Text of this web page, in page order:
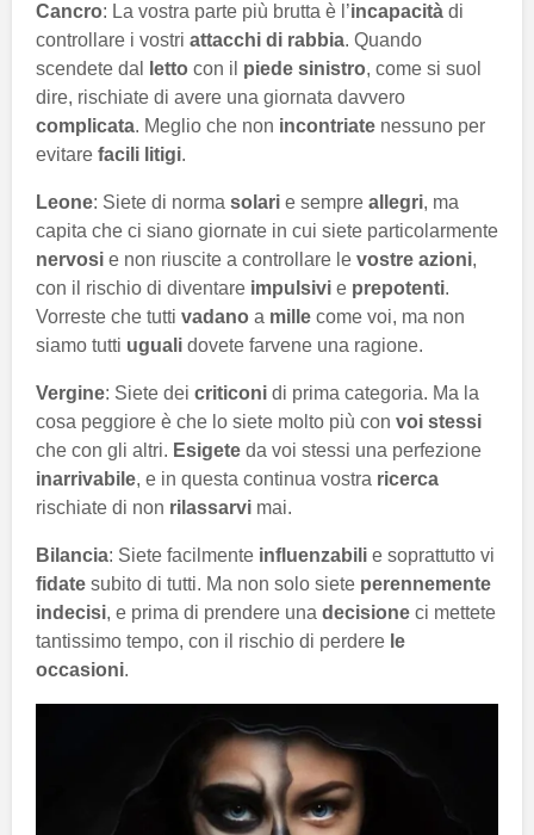
Cancro: La vostra parte più brutta è l’incapacità di
controllare i vostri attacchi di rabbia. Quando
scendete dal
letto con il piede sinistro, come si suol
dire, rischiate di avere una giornata davvero
complicata. Meglio che non incontriate nessuno per
evitare facili litigi.
Leone: Siete di norma solari e sempre allegri, ma
capita che ci siano giornate in cui siete particolarmente
nervosi e non riuscite a controllare le vostre azioni,
con il rischio di diventare impulsivi e prepotenti.
Vorreste che tutti vadano a mille come voi, ma non
siamo tutti uguali dovete farvene una ragione.
Vergine: Siete dei criticoni di prima categoria. Ma la
cosa peggiore è che lo siete molto più con voi stessi
che con gli altri. Esigete da voi stessi una perfezione
inarrivabile, e in questa continua vostra ricerca
rischiate di non rilassarvi mai.
Bilancia: Siete facilmente influenzabili e soprattutto vi
fidate subito di tutti. Ma non solo siete perennemente
indecisi, e prima di prendere una decisione ci mettete
tantissimo tempo, con il rischio di perdere le
occasioni.